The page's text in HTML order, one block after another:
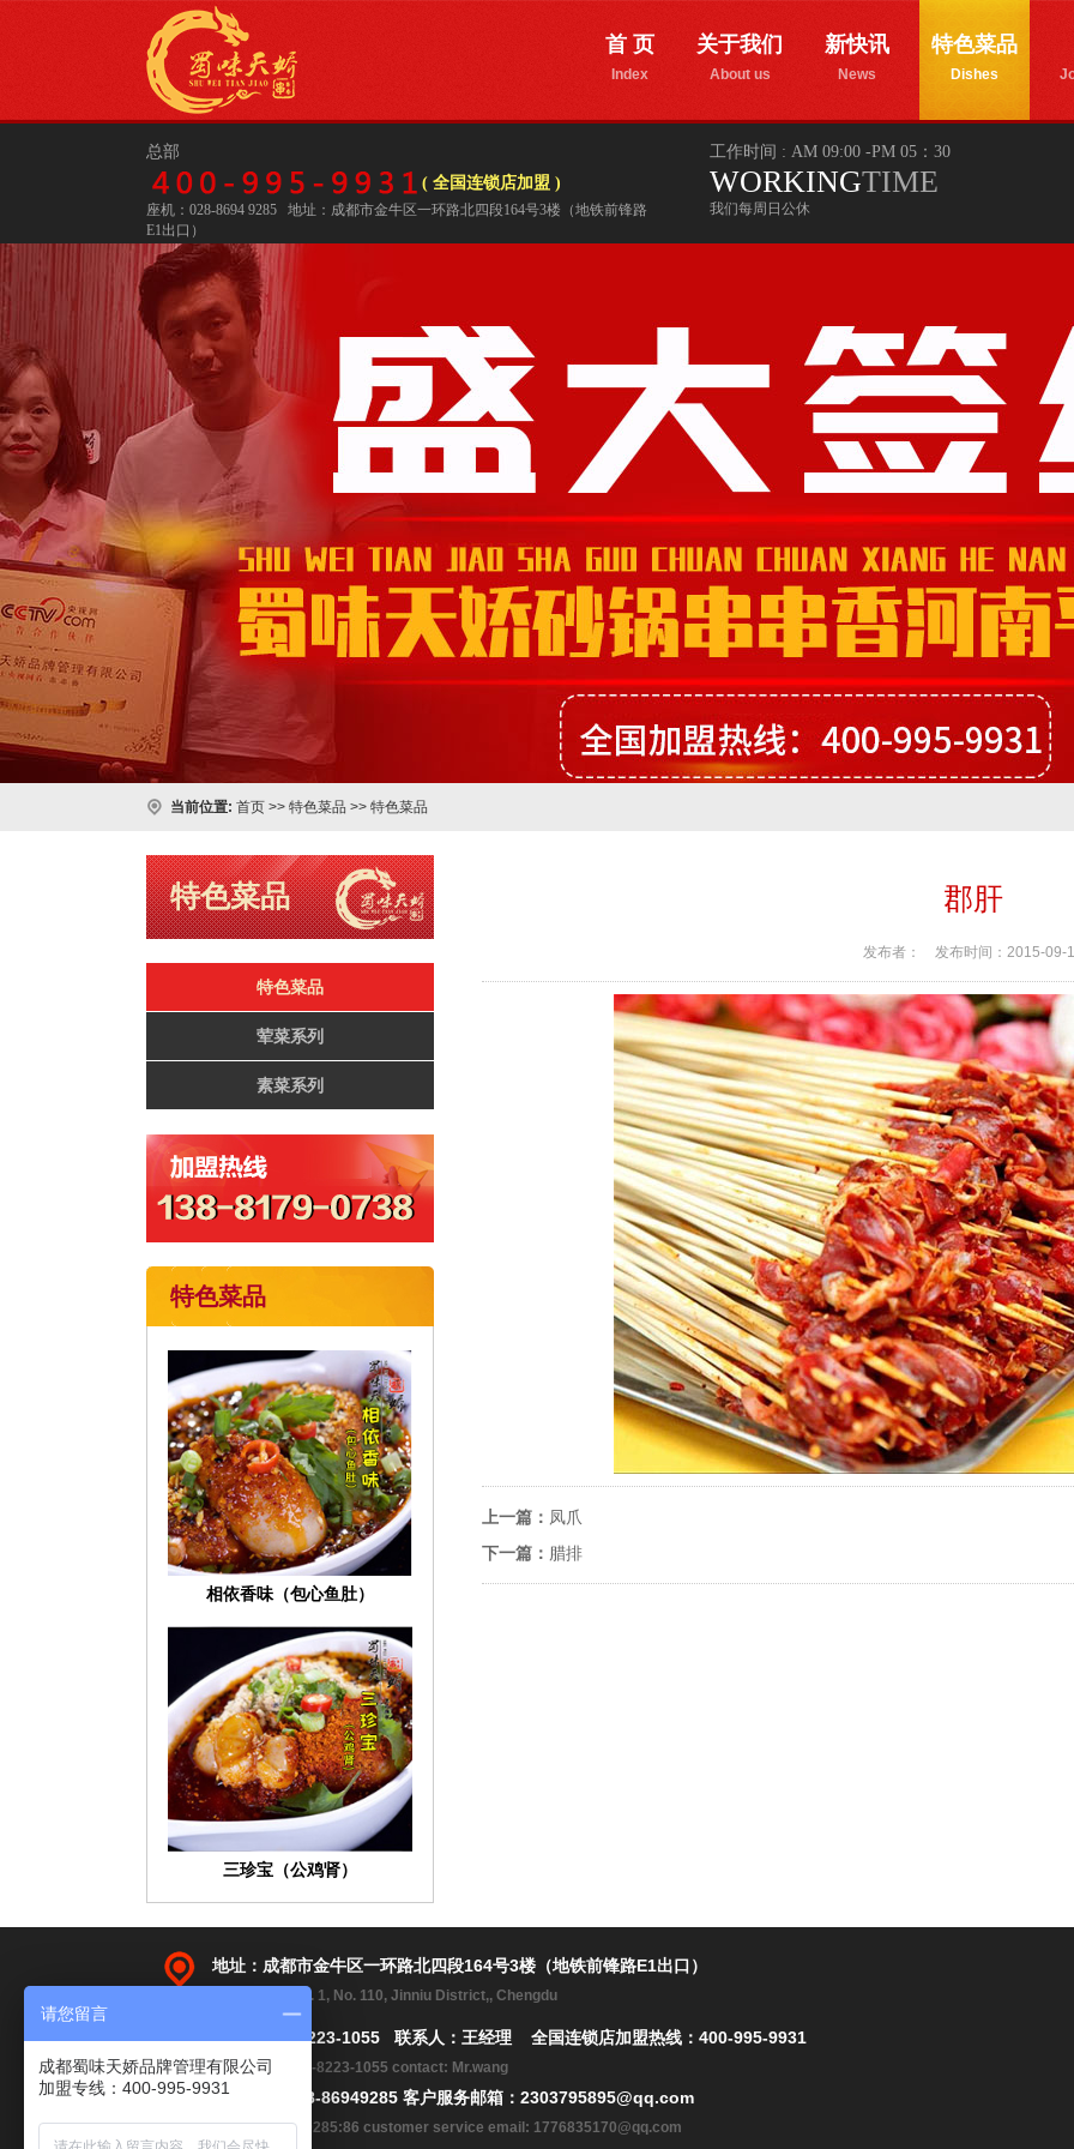
首 页
Index
关于我们
About us
新快讯
News
特色菜品
Dishes
总部
( 全国连锁店加盟 )
座机：028-8694 9285 地址：成都市金牛区一环路北四段164号3楼（地铁前锋路
E1出口）
工作时间 : AM 09:00 -PM 05：30
WORKINGTIME
我们每周日公休
当前位置: 首页 >> 特色菜品 >> 特色菜品
特色菜品
特色菜品
荤菜系列
素菜系列
特色菜品
相依香味（包心鱼肚）
三珍宝（公鸡肾）
郡肝
发布者： 发布时间： 2015-09-
上一篇： 凤爪
下一篇： 腊排
地址：成都市金牛区一环路北四段164号3楼（地铁前锋路E1出口）
Address:2, No. 1, No. 110, Jinniu District,, Chengdu
手机：183-8223-1055 联系人：王经理 全国连锁店加盟热线：400-995-9931
Telephone:183-8223-1055 contact: Mr.wang
电话：86 028-86949285 客户服务邮箱：2303795895@qq.com
tell: 028-86949285:86 customer service email: 1776835170@qq.com
请您留言
成都蜀味天娇品牌管理有限公司
加盟专线：400-995-9931